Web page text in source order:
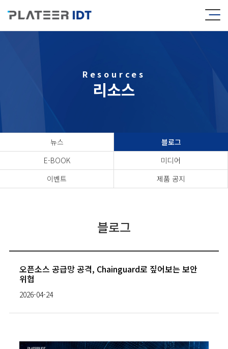
Resources
리소스
뉴스
블로그
E-BOOK
미디어
이벤트
제품 공지
블로그
오픈소스 공급망 공격, Chainguard로 짚어보는 보안
위협
2026-04-24